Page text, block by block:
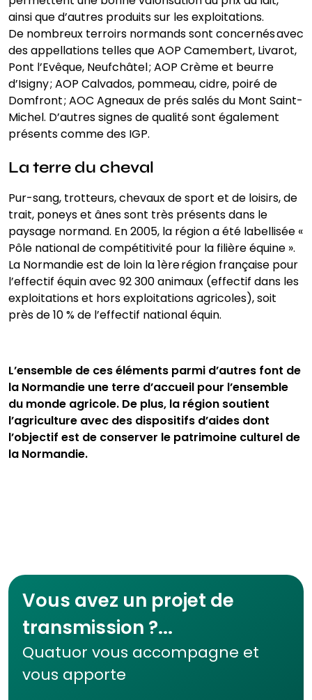
ainsi que d’autres produits sur les exploitations.
De nombreux terroirs normands sont concernés avec
des appellations telles que AOP Camembert, Livarot,
Pont l’Evêque, Neufchâtel ; AOP Crème et beurre
d’Isigny ; AOP Calvados, pommeau, cidre, poiré de
Domfront ; AOC Agneaux de prés salés du Mont Saint-
Michel. D’autres signes de qualité sont également
présents comme des IGP.
La terre du cheval
Pur-sang, trotteurs, chevaux de sport et de loisirs, de
trait, poneys et ânes sont très présents dans le
paysage normand. En 2005, la région a été labellisée «
Pôle national de compétitivité pour la filière équine ».
La Normandie est de loin la 1ère région française pour
l’effectif équin avec 92 300 animaux (effectif dans les
exploitations et hors exploitations agricoles), soit
près de 10 % de l’effectif national équin.
L’ensemble de ces éléments parmi d’autres font de
la Normandie une terre d’accueil pour l’ensemble
du monde agricole. De plus, la région soutient
l’agriculture avec des dispositifs d’aides dont
l’objectif est de conserver le patrimoine culturel de
la Normandie.
Vous avez un projet de
transmission ?...
Quatuor vous accompagne et
vous apporte